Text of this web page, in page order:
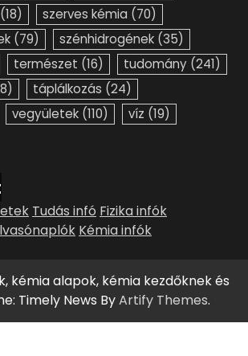
(18) szerves kémia (70)
(79) szénhidrogének (35)
természet (16) tudomány (241)
táplálkozás (24)
vegyületek (110) víz (19)
Tudás infó Fizika infók
Kémia infók
kémia alapok, kémia kezdőknek és
Timely News ByArtify Themes.